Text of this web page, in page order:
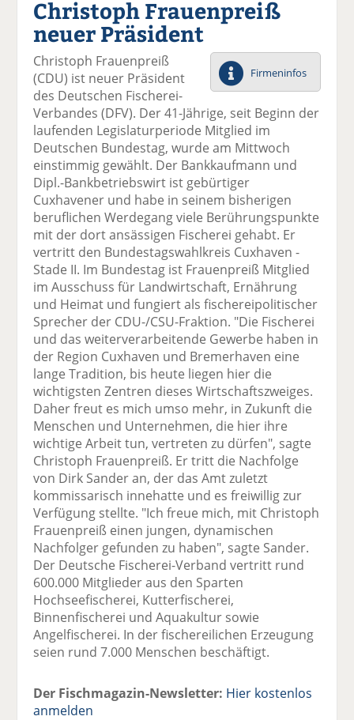
el
a
F
ac
e
b
o
o
k
te
il
e
n
el
t
tt
er
n
el
a
Li
n
k
e
di
n
te
e
n
E
m
ai
l
er
se
d
e
n
ck
e
n
Christoph Frauenpreiß
neuer Präsident
Firmeninfos
Christoph Frauenpreiß
(CDU) ist neuer Präsident
des Deutschen Fischerei-
Verbandes (DFV). Der 41-Jährige, seit Beginn der
laufenden Legislaturperiode Mitglied im
Deutschen Bundestag, wurde am Mittwoch
einstimmig gewählt. Der Bankkaufmann und
Dipl.-Bankbetriebswirt ist gebürtiger
Cuxhavener und habe in seinem bisherigen
beruflichen Werdegang viele Berührungspunkte
mit der dort ansässigen Fischerei gehabt. Er
vertritt den Bundestagswahlkreis Cuxhaven -
Stade II. Im Bundestag ist Frauenpreiß Mitglied
im Ausschuss für Landwirtschaft, Ernährung
und Heimat und fungiert als fischereipolitischer
Sprecher der CDU-/CSU-Fraktion. "Die Fischerei
und das weiterverarbeitende Gewerbe haben in
der Region Cuxhaven und Bremerhaven eine
lange Tradition, bis heute liegen hier die
wichtigsten Zentren dieses Wirtschaftszweiges.
Daher freut es mich umso mehr, in Zukunft die
Menschen und Unternehmen, die hier ihre
wichtige Arbeit tun, vertreten zu dürfen", sagte
Christoph Frauenpreiß. Er tritt die Nachfolge
von Dirk Sander an, der das Amt zuletzt
kommissarisch innehatte und es freiwillig zur
Verfügung stellte. "Ich freue mich, mit Christoph
Frauenpreiß einen jungen, dynamischen
Nachfolger gefunden zu haben", sagte Sander.
Der Deutsche Fischerei-Verband vertritt rund
600.000 Mitglieder aus den Sparten
Hochseefischerei, Kutterfischerei,
Binnenfischerei und Aquakultur sowie
Angelfischerei. In der fischereilichen Erzeugung
seien rund 7.000 Menschen beschäftigt.
Der Fischmagazin-Newsletter: Hier kostenlos
anmelden